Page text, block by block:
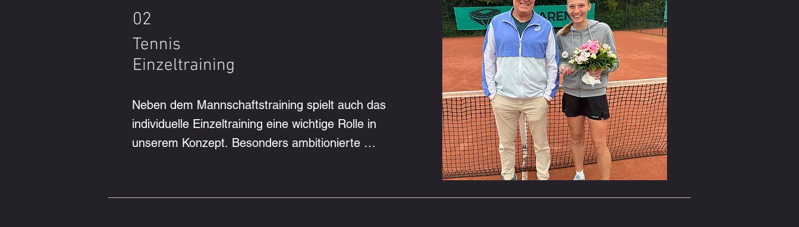
Je nach Interesse und Leistungsstand setzen wir
unterschiedliche Trainingsschwerpunkte und
gestalten die Inhalte individuell auf die jeweilige
Gruppe abgestimmt. Unsere Trainer gehen flexibel
auf verschiedene Spielniveaus, Ziele und
Bedürfnisse ein und sorgen so für ein effektives und
motivierendes Trainingserlebnis.
Dass viele Gruppen regelmäßig zu uns
zurückkehren, spricht für die hohe Qualität, die
persönliche Betreuung und die nachhaltigen Erfolge
02
Tennis
Einzeltraining
Neben dem Mannschaftstraining spielt auch das
individuelle Einzeltraining eine wichtige Rolle in
unserem Konzept. Besonders ambitionierte
Fähigkeiten zu arbeiten.